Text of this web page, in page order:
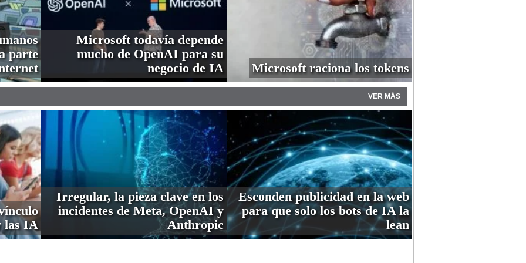
parte
Microsoft todavía depende
mucho de OpenAI para su
negocio de IA
Microsoft raciona los tokens
VER MÁS
las IA
Irregular, la pieza clave en los
incidentes de Meta, OpenAI y
Anthropic
Esconden publicidad en la web
para que solo los bots de IA la
lean